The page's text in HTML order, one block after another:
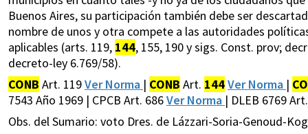
Buenos Aires, su participación también debe ser
nombre de unos y otra compete a las autoridades
aplicables (arts. 119, 144, 155, 190 y sigs. Const. prov;
decreto-ley 6.769/58).
CONB Art. 119Ver Norma | CONB Art. 144Ver Norma |
7543 Año 1969 | CPCB Art. 686Ver Norma | DLEB 6769
Obs. del Sumario: voto Dres. de Lázzari-Soria-Genoud-